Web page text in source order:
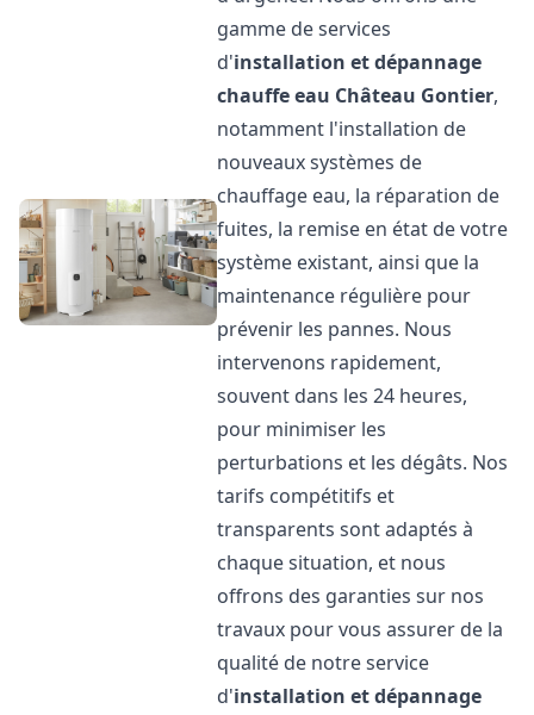
gamme de services
d'installation et dépannage
chauffe eau Château Gontier,
notamment l'installation de
nouveaux systèmes de
chauffage eau, la réparation de
fuites, la remise en état de votre
système existant, ainsi que la
maintenance régulière pour
prévenir les pannes. Nous
intervenons rapidement,
souvent dans les 24 heures,
pour minimiser les
perturbations et les dégâts. Nos
tarifs compétitifs et
transparents sont adaptés à
chaque situation, et nous
offrons des garanties sur nos
travaux pour vous assurer de la
qualité de notre service
d'installation et dépannage